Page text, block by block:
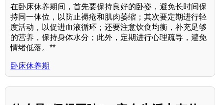
在卧床休养期间，首先要保持良好的卧姿，避免长时间保
持同一体位，以防止褥疮和肌肉萎缩；其次要定期进行轻
度活动，以促进血液循环；还要注意饮食均衡，补充足够
的营养，保持身体水分；此外，定期进行心理疏导，避免
情绪低落。**
卧床休养期